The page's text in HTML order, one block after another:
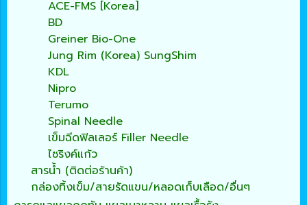
ACE-FMS [Korea]
BD
Greiner Bio-One
Jung Rim (Korea) SungShim
KDL
Nipro
Terumo
Spinal Needle
เข็มฉีดฟิลเลอร์ Filler Needle
ไซริงค์แก้ว
สารน้ำ (ติดต่อร้านค้า)
กล่องทิ้งเข็ม/สายรัดแขน/หลอดเก็บเลือด/อื่นๆ